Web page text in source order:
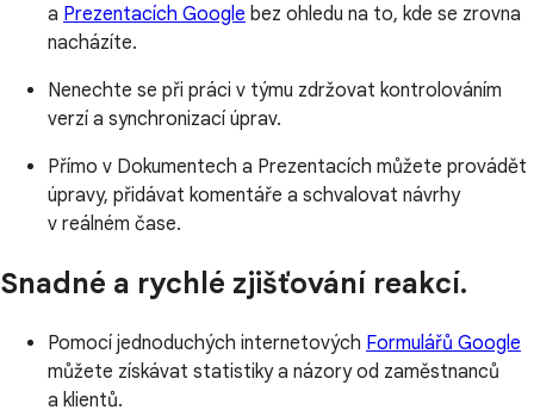
a Prezentacích Google bez ohledu na to, kde se zrovna
nacházíte.
Nenechte se při práci v týmu zdržovat kontrolováním
verzí a synchronizací úprav.
Přímo v Dokumentech a Prezentacích můžete provádět
úpravy, přidávat komentáře a schvalovat návrhy
v reálném čase.
Snadné a rychlé zjišťování reakcí.
Pomocí jednoduchých internetových Formulářů Google
můžete získávat statistiky a názory od zaměstnanců
a klientů.